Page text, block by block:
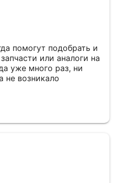
помогут подобрать и
или аналоги на
уже много раз, ни
не возникало